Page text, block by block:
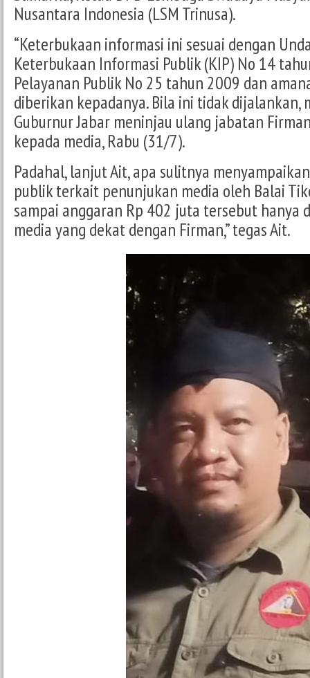
Nusantara Indonesia (LSM Trinusa).
“Keterbukaan informasi ini sesuai dengan
Keterbukaan Informasi Publik (KIP) No 14
Pelayanan Publik No 25 tahun 2009 dan
diberikan kepadanya. Bila ini tidak dijalankan,
Guburnur Jabar meninjau ulang jabatan
kepada media, Rabu (31/7).
Padahal, lanjut Ait, apa sulitnya
publik terkait penunjukan media oleh Balai
sampai anggaran Rp 402 juta tersebut hanya
media yang dekat dengan Firman,” tegas Ait.